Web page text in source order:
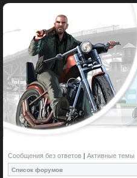
Сообщения без ответов | Активные темы
Список форумов